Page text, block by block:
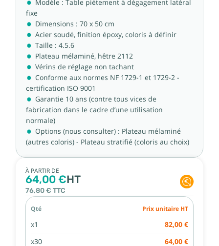
Modèle : Table piétement à dégagement latéral
fixe
Dimensions : 70 x 50 cm
Acier soudé, finition époxy, coloris à définir
Taille : 4.5.6
Plateau mélaminé, hêtre 2112
Vérins de réglage non tachant
Conforme aux normes NF 1729-1 et 1729-2 -
certification ISO 9001
Garantie 10 ans (contre tous vices de
fabrication dans le cadre d’une utilisation
normale)
Options (nous consulter) : Plateau mélaminé
(autres coloris) - Plateau stratifié (coloris au choix)
À PARTIR DE
64,00 €HT
76,80 € TTC
Qté Prix unitaire HT
x1 82,00 €
x30 64,00 €